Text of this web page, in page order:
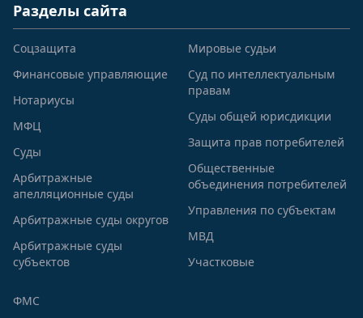
Разделы сайта
Соцзащита
Финансовые управляющие
Нотариусы
МФЦ
Суды
Арбитражные
апелляционные суды
Арбитражные суды округов
Арбитражные суды
субъектов
Мировые судьи
Суд по интеллектуальным
правам
Суды общей юрисдикции
Защита прав потребителей
Общественные
объединения потребителей
Управления по субъектам
МВД
Участковые
ФМС